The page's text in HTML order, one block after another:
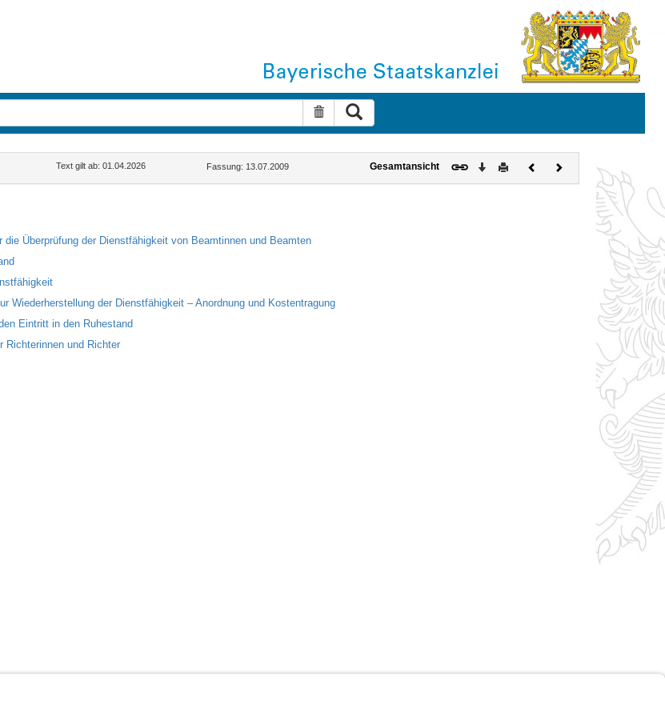
Suche zurücksetzen
Text gilt ab: 01.04.2026 Fassung: 13.07.2009 Gesamtansicht Download
DruckenVorherigesNächstes
Dokument
die Überprüfung der Dienstfähigkeit von Beamtinnen und Beamten
Wiederherstellung der Dienstfähigkeit – Anordnung und Kostentragung
Eintritt in den Ruhestand
Richterinnen und Richter